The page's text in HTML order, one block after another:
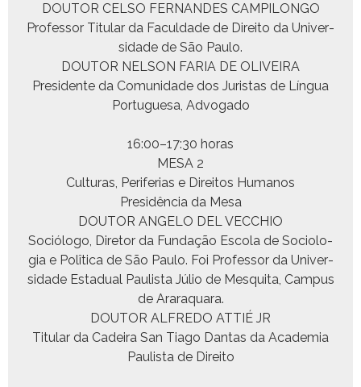
DOUTOR CELSO FERNANDES CAMPILONGO
Pro­fes­sor Tit­u­lar da Fac­ul­dade de Dire­ito da Uni­ver­
si­dade de São Paulo.
DOUTOR NELSON FARIA DE OLIVEIRA
Pres­i­dente da Comu­nidade dos Juris­tas de Lín­gua
Por­tugue­sa, Advogado
16:00–17:30 horas
MESA 2
Cul­turas, Per­ife­rias e Dire­itos Humanos
Presidên­cia da Mesa
DOUTOR ANGELO DEL VECCHIO
Sociól­o­go, Dire­tor da Fun­dação Esco­la de Soci­olo­
gia e Polîti­ca de São Paulo. Foi Pro­fes­sor da Uni­ver­
si­dade Estad­ual Paulista Júlio de Mesqui­ta, Cam­pus
de Araraquara.
DOUTOR ALFREDO ATTIÉ JR
Tit­u­lar da Cadeira San Tia­go Dan­tas da Acad­e­mia
Paulista de Direito